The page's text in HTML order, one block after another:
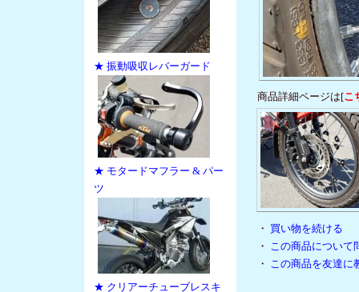
★ 振動吸収レバーガード
★ モタードマフラー & パー
ツ
★ クリアーチューブレスキ
商品詳細ページは[こ
・ 買い物を続ける
・ この商品について
・ この商品を友達に